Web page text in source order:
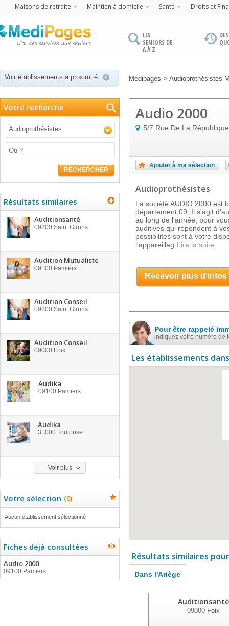
Maisons de retraite Maintien à domicile Santé Droits et
LES
SENIORS DE
A À Z
Voir établissements à proximité Medipages > Audioprothésistes
Votre recherche
Audioprothésistes
RECHERCHER
Résultats similaires
Auditionsanté
09200 Saint Girons
Audition Mutualiste
09100 Pamiers
Audition Conseil
09200 Saint Girons
Audition Conseil
09000 Foix
Audika
09100 Pamiers
Audika
31000 Toulouse
Voir plus
Votre sélection (0)
Aucun établissement sélectionné
Fiches déjà consultées
Audio 2000
09100 Pamiers
Audio 2000
5/7 Rue De La République
Ajouter à ma sélection
Audioprothésistes
La société AUDIO 2000 est
département 09. Il s'agit
au long de l'année, pour
auditives qui répondent à
possibilités sont à votre
l'appareillag Lire la suite
Recevoir plus d'infos
Pour être rappelé
indiquez votre numéro de
Les établissements
Résultats similaires
Dans l'Ariège
Auditionsanté
09000Foix